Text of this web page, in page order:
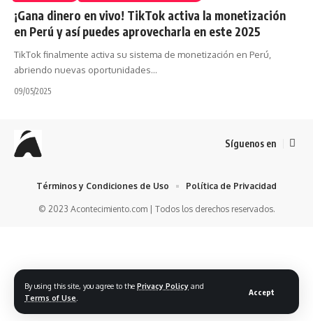
By using this site, you agree to the Privacy Policy and
Terms of Use
Accept
¡Gana dinero en vivo! TikTok activa la monetización
en Perú y así puedes aprovecharla en este 2025
TikTok finalmente activa su sistema de monetización en Perú,
abriendo nuevas oportunidades…
09/05/2025
Síguenos en
© 2023 Acontecimiento.com | Todos los derechos reservados.
Términos y Condiciones de Uso Política de Privacidad